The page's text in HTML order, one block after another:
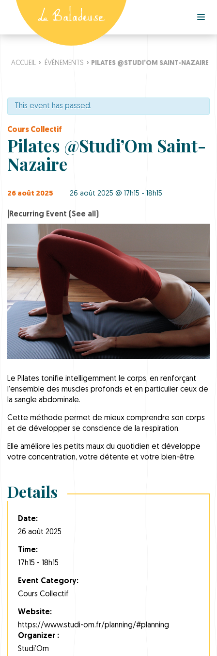
ACCUEIL › ÉVÈNEMENTS › PILATES @STUDI’OM SAINT-NAZAIRE
This event has passed.
Cours Collectif
Pilates @Studi’Om Saint-
Nazaire
26 août 2025 26 août 2025 @ 17h15 - 18h15
Recurring Event (See all)
Le Pilates tonifie intelligemment le corps, en renforçant
l’ensemble des muscles profonds et en particulier ceux de
la sangle abdominale.
Cette méthode permet de mieux comprendre son corps
et de développer se conscience de la respiration.
Elle améliore les petits maux du quotidien et développe
votre concentration, votre détente et votre bien-être.
Details
Date:
26 août 2025
Time:
17h15 - 18h15
Event Category:
Cours Collectif
Website:
https://www.studi-om.fr/planning/#planning
Organizer :
Studi’Om